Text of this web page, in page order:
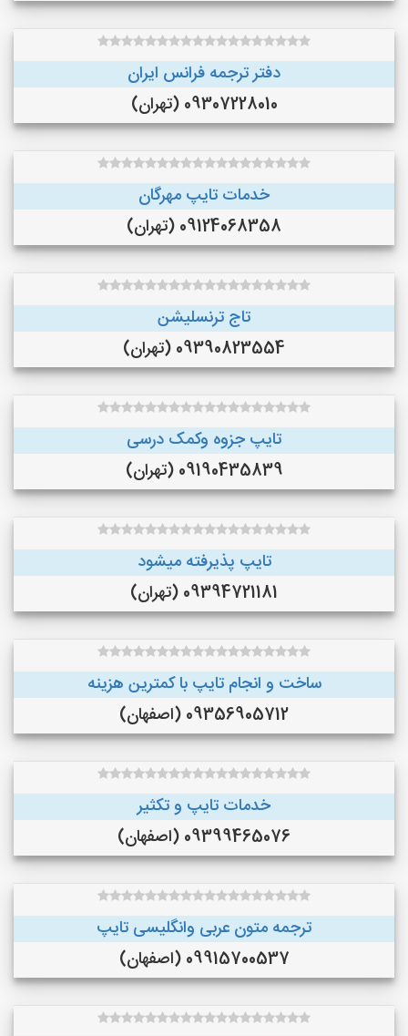
دفتر ترجمه فرانس ایران
09307228010 (تهران)
خدمات تایپ مهرگان
09124068358 (تهران)
تاج ترنسلیشن
09390823554 (تهران)
تایپ جزوه وکمک درسی
09190435839 (تهران)
تایپ پذیرفته میشود
09394721181 (تهران)
ساخت و انجام تایپ با کمترین هزینه
09356905712 (اصفهان)
خدمات تایپ و تکثیر
09399465076 (اصفهان)
ترجمه متون عربی وانگلیسی تایپ
09915700537 (اصفهان)